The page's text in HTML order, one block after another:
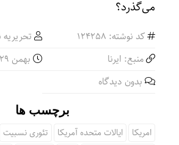
کد نوشته: 124258
منبع: ایرنا
بهمن ۲۹, ۱۴۰۳
بدون دیدگاه
برچسب ها
امریکا ایالات متحده آمریکا
تئوری نسبیت